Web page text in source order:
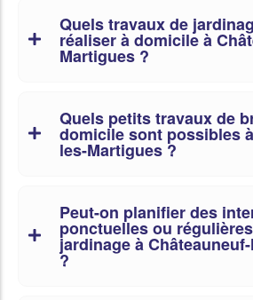
Quels travaux de
réaliser à domicile à
Martigues ?
Quels petits travaux de
domicile sont possibles
les-Martigues ?
Peut-on planifier des
ponctuelles ou
jardinage à
?